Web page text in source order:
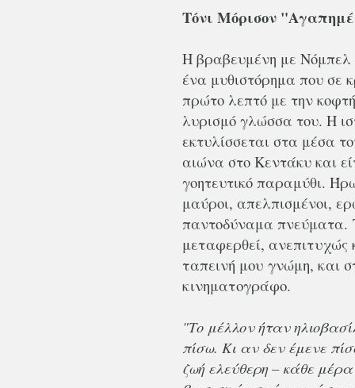
Τόνι Μόρισον
Η βραβευμένη με
ένα μυθιστόρημα που σε
πρώτο λεπτό με την
λυρισμό γλώσσα του. Η
εκτυλίσσεται στα μέσα
αιώνα στο Κεντάκυ και
γοητευτικό παραμύθι.
μαύροι, απελπισμένοι,
παντοδύναμα πνεύματα.
μεταφερθεί, ανεπιτυχώς
ταπεινή μου γνώμη, και
κινηματογράφο.
"Το μέλλον ήταν
πίσω. Κι αν δεν έμενε
ζωή ελεύθερη – κάθε